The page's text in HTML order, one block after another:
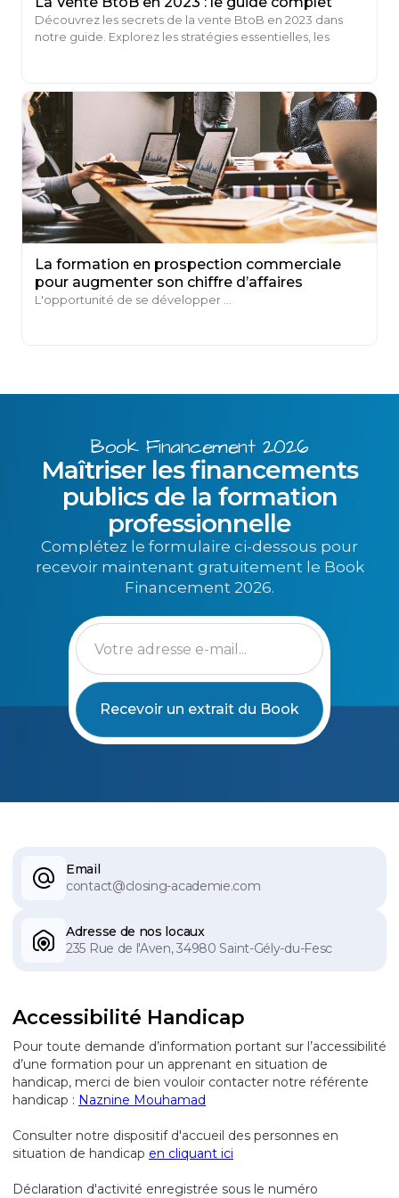
Découvrez les secrets de la vente BtoB en 2023 dans
notre guide. Explorez les stratégies essentielles, les
La formation en prospection commerciale
pour augmenter son chiffre d’affaires
L'opportunité de se développer ...
Book Financement 2026
Maîtriser les financements
publics de la formation
professionnelle
Complétez le formulaire ci-dessous pour
recevoir maintenant gratuitement le Book
Financement 2026.
Email
contact@closing-academie.com
Adresse de nos locaux
235 Rue de l'Aven, 34980 Saint-Gély-du-Fesc
Accessibilité Handicap
Pour toute demande d’information portant sur l’accessibilité
d’une formation pour un apprenant en situation de
handicap, merci de bien vouloir contacter notre référente
handicap : Naznine Mouhamad
Consulter notre dispositif d'accueil des personnes en
situation de handicap en cliquant ici
Déclaration d'activité enregistrée sous le numéro